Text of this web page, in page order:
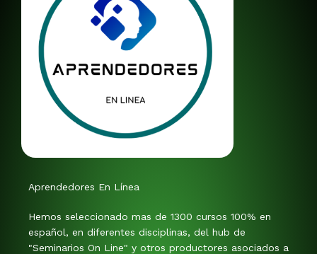
Aprendedores En Línea
Hemos seleccionado mas de 1300 cursos 100% en
español, en diferentes disciplinas, del hub de
"Seminarios On Line" y otros productores asociados a